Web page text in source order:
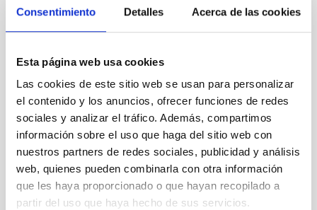
Consentimiento Detalles Acerca de las cookies
Esta página web usa cookies
Las cookies de este sitio web se usan para personalizar
el contenido y los anuncios, ofrecer funciones de redes
sociales y analizar el tráfico. Además, compartimos
información sobre el uso que haga del sitio web con
nuestros partners de redes sociales, publicidad y análisis
web, quienes pueden combinarla con otra información
que les haya proporcionado o que hayan recopilado a
partir del uso que haya hecho de sus servicios.
Recent posts
The 2026–2028 Eclipse Trio: A Historic Opportunity for
Astronomy Education and Science Outreach
The August 12 event in Palencia is part of the “Inclusive
Eclipse” initiative
Cómo los eclipses nos enseñaron a ser libres
The NATE Project in Palencia: A Multicultural Event
Eclipse Hotspots in Palencia